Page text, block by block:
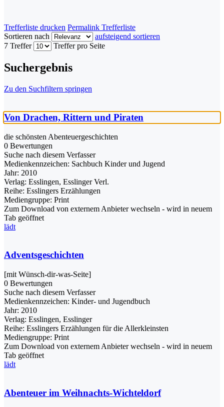
Trefferliste drucken Permalink Trefferliste
Sortieren nach
aufsteigend sortieren
7 Treffer
Treffer pro Seite
Suchergebnis
Zu den Suchfiltern springen
Von Drachen, Rittern und Piraten
die schönsten Abenteuergeschichten
0 Bewertungen
Suche nach diesem Verfasser
Medienkennzeichen: Sachbuch Kinder und Jugend
Jahr: 2010
Verlag: Esslingen, Esslinger Verl.
Reihe: Esslingers Erzählungen
Mediengruppe: Print
Zum Download von externem Anbieter wechseln - wird in neuem
Tab geöffnet
lädt
Adventsgeschichten
[mit Wünsch-dir-was-Seite]
0 Bewertungen
Suche nach diesem Verfasser
Medienkennzeichen: Kinder- und Jugendbuch
Jahr: 2010
Verlag: Esslingen, Esslinger
Reihe: Esslingers Erzählungen für die Allerkleinsten
Mediengruppe: Print
Zum Download von externem Anbieter wechseln - wird in neuem
Tab geöffnet
lädt
Abenteuer im Weihnachts-Wichteldorf